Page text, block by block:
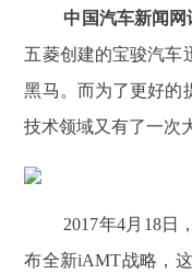
中国汽车新闻网
五菱创建的宝骏汽车
黑马。而为了更好的
技术领域又有了一次
2017年4月18日
布全新iAMT战略，